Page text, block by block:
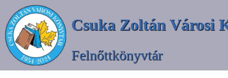
Csuka Zoltán Városi
Felnőttkönyvtár